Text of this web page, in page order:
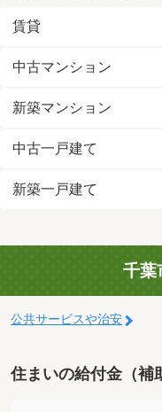
賃貸
中古マンション
新築マンション
中古一戸建て
新築一戸建て
千葉
公共サービスや治安
住まいの給付金（補